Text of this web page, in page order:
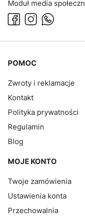
Moduł media
Linki w stopce
POMOC
Zwroty i reklamacje
Kontakt
Polityka prywatności
Regulamin
Blog
MOJE KONTO
Twoje zamówienia
Ustawienia konta
Przechowalnia